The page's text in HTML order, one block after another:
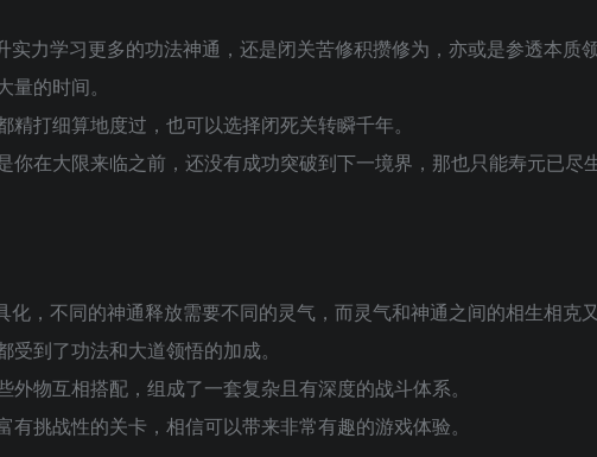
力学习更多的功法神通，还是闭关苦修积攒修为，亦或是参透本质
的时间。
打细算地度过，也可以选择闭死关转瞬千年。
你在大限来临之前，还没有成功突破到下一境界，那也只能寿元已尽
，不同的神通释放需要不同的灵气，而灵气和神通之间的相生相克又
到了功法和大道领悟的加成。
物互相搭配，组成了一套复杂且有深度的战斗体系。
挑战性的关卡，相信可以带来非常有趣的游戏体验。